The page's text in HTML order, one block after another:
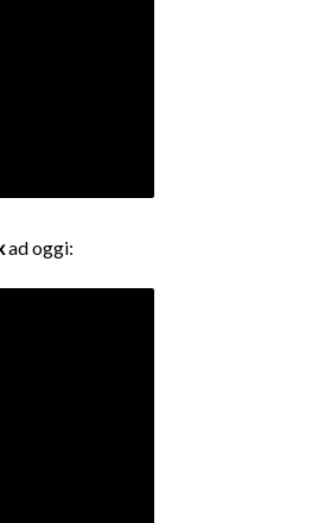
ad oggi: